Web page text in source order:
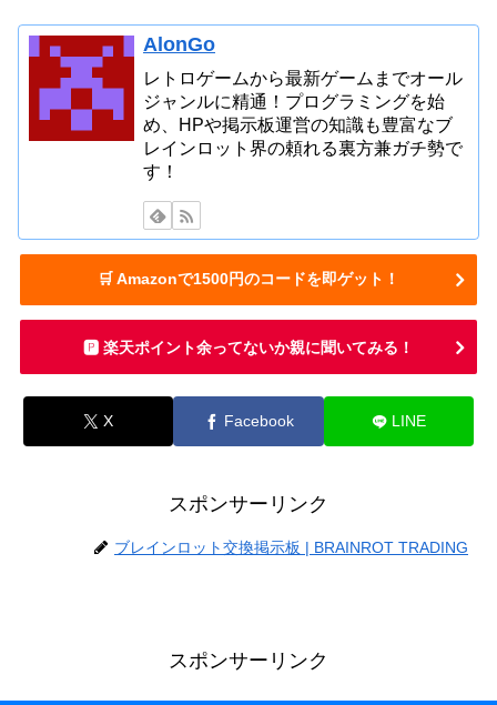
AlonGo
レトロゲームから最新ゲームまでオール
ジャンルに精通！プログラミングを始
め、HPや掲示板運営の知識も豊富なブ
レインロット界の頼れる裏方兼ガチ勢で
す！
🛒 Amazonで1500円のコードを即ゲット！
🅿️ 楽天ポイント余ってないか親に聞いてみる！
X Facebook LINE
スポンサーリンク
ブレインロット交換掲示板 | BRAINROT TRADING
スポンサーリンク